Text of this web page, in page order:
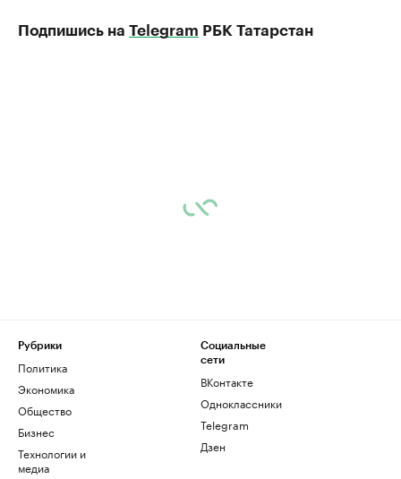
Подпишись на Telegram РБК Татарстан
Рубрики
Политика
Экономика
Общество
Бизнес
Технологии и
медиа
Социальные
сети
ВКонтакте
Одноклассники
Telegram
Дзен